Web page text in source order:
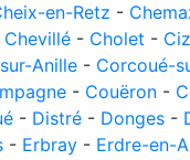
en-Retz -
Chevillé - Cholet -
Anille - Corcoué-
- Couëron -
- Distré - Donges -
- Erbray - Erdre-en-